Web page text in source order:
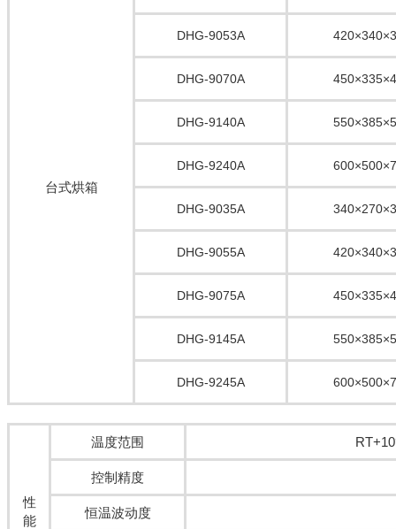
台式烘箱
DHG-9053A
DHG-9070A
DHG-9140A
DHG-9240A
DHG-9035A
DHG-9055A
DHG-9075A
DHG-9145A
DHG-9245A
性
能
温度范围
控制精度
恒温波动度